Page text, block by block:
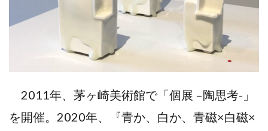
2011年、茅ヶ崎美術館で「個展 –陶思考-」
を開催。2020年、『青か、白か、青磁×白磁×